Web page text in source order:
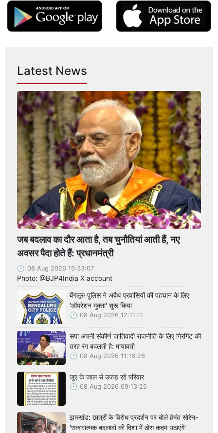
Latest News
जब बदलाव का दौर आता है, तब चुनौतियां आती हैं, नए
अवसर पैदा होते हैं: प्रधानमंत्री
08 Aug 2026 15:33:07
Photo: @BJP4India X account
बेंगलूरु पुलिस ने अवैध प्रवासियों की पहचान के लिए
'ऑपरेशन मुक्ता' शुरू किया
08 Aug 2026 12:11:11
सपा अपनी संकीर्ण जातिवादी राजनीति के लिए गिरगिट की
तरह रंग बदलती है: मायावती
08 Aug 2026 11:16:26
जुए के जाल से उजड़ रहे परिवार
08 Aug 2026 09:13:25
झारखंड: छात्रों के विरोध प्रदर्शन पर बोले हेमंत सोरेन-
'सकारात्मक बदलावों की दिशा में ठोस कदम उठाएंगे'